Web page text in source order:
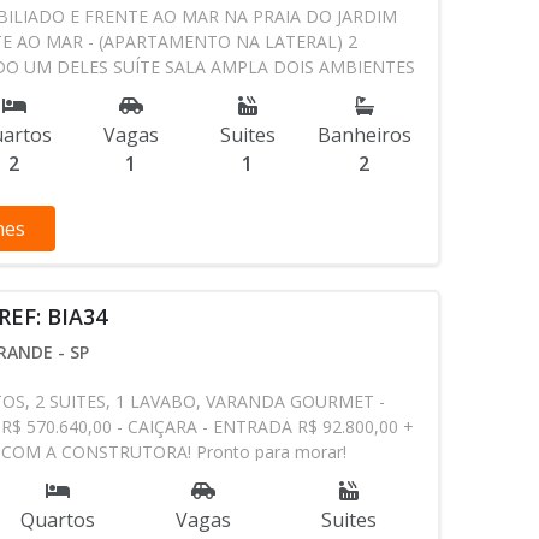
E FRENTE AO MAR NA PRAIA DO JARDIM
AO MAR - (APARTAMENTO NA LATERAL) 2
UM DELES SUÍTE SALA AMPLA DOIS AMBIENTES
SACADA GOURMET COZINHA COM LAVANDERIA 2
E UM DA SUITE 1 VAGA DE GARAGEM PRÉDIO
SOCIAL, 2 ELEVADORES, GÁS ENCANADO,
PISCINA FRENTE AO MAR, SALÃO DE FESTAS,
SACADA ENVIDRAÇADA, SOL DA AMANHA,
BLINDEX, ARMÁRIOS E NICHO, PORCELANATO,
8556 whatsapp
2
Vagas
1
Suites
1
Banheiros
2
BIA34
- SP
2 SUITES, 1 LAVABO, VARANDA GOURMET -
570.640,00 - CAIÇARA - ENTRADA R$ 92.800,00 +
A CONSTRUTORA! Pronto para morar!
privilegiada, no coração da Vila Caiçara, a 2
Imóvel de 2 dormitórios, sendo 2 suítes, com
seus momentos de lazer em família.
Quartos
Vagas
Suites